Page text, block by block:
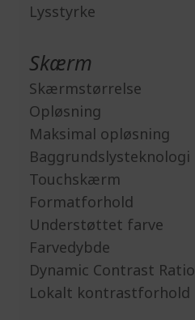
Lysstyrke
Skærm
Skærmstørrelse
Opløsning
Maksimal opløsning
Baggrundslysteknologi
Touchskærm
Formatforhold
Understøttet farve
Farvedybde
Dynamic Contrast Ratio
Lokalt kontrastforhold